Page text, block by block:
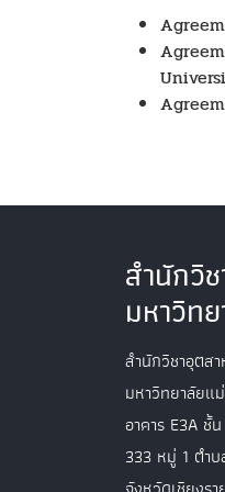
สำนักวิ
มหาวิท
สำนักวิชาอุตส
มหาวิทยาลัยแ
อาคาร E3A ชั้
333 หมู่ 1 ตำบ